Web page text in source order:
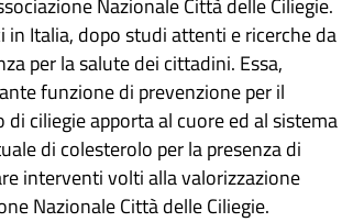
Nazionale Città delle Ciliegie.
in Italia, dopo studi attenti e ricerche da
per la salute dei cittadini. Essa,
funzione di prevenzione per il
ciliegie apporta al cuore ed al sistema
di colesterolo per la presenza di
interventi volti alla valorizzazione
Nazionale Città delle Ciliegie.